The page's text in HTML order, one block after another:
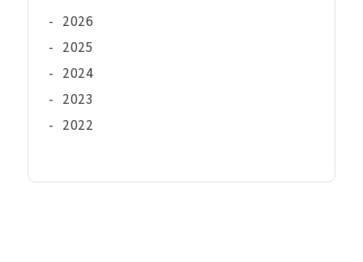
- 2026
- 2025
- 2024
- 2023
- 2022